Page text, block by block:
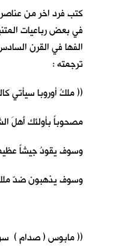
كتب فرد اخر من
في بعض رباعيات
الفها في القرن
ترجمته :
(( ملكُ أوروبا سيأتي
مصحوباً بأولئك أَهلَ
وسوف يقودُ جيشاً
وسوف يذهبون ضدّ
(( مابوس ( صدام )